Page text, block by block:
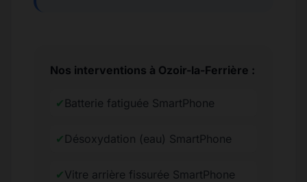
Nos interventions à Ozoir-la-Ferrière :
✔ Batterie fatiguée SmartPhone
✔ Désoxydation (eau) SmartPhone
✔Vitre arrière fissurée SmartPhone